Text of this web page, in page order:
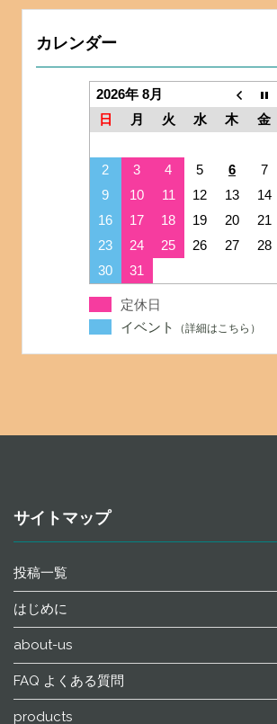
カレンダー
2026年 8月
日
月 火 水 木 金
2
3 4 5 6 7
9
10 11 12 13 14
16
17 18 19 20 21
23
24 25 26 27 28
30
31
定休日
イベント
サイトマップ
投稿一覧
はじめに
about-us
FAQ よくある質問
products